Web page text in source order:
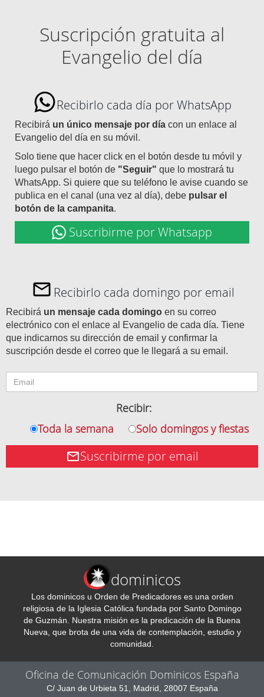
Suscripción gratuita al
Evangelio del día
Recibirlo cada día por WhatsApp
Recibirá un único mensaje por día con un enlace al
Evangelio del día en su móvil.
Solo tiene que hacer click en el botón desde tu móvil y
luego pulsar el botón de "Seguir" que lo mostrará tu
WhatsApp. Si quiere que su teléfono le avise cuando se
publica en el canal (una vez al día), debe pulsar el
botón de la campanita.
Suscribirme por Whatsapp
Recibirlo cada domingo por email
Recibirá un mensaje cada domingo en su correo
electrónico con el enlace al Evangelio de cada día. Tiene
que indicarnos su dirección de email y confirmar la
suscripción desde el correo que le llegará a su email.
Recibir:
Toda la semana
Solo domingos y fiestas
Suscribirme por email
dominicos
Los dominicos u Orden de Predicadores es una orden
religiosa de la Iglesia Católica fundada por Santo Domingo
de Guzmán. Nuestra misión es la predicación de la Buena
Nueva, que brota de una vida de contemplación, estudio y
comunidad.
Oficina de Comunicación Dominicos España
C/ Juan de Urbieta 51, Madrid, 28007 España